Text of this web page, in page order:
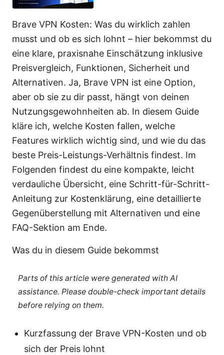
Brave VPN Kosten: Was du wirklich zahlen
musst und ob es sich lohnt – hier bekommst du
eine klare, praxisnahe Einschätzung inklusive
Preisvergleich, Funktionen, Sicherheit und
Alternativen. Ja, Brave VPN ist eine Option,
aber ob sie zu dir passt, hängt von deinen
Nutzungsgewohnheiten ab. In diesem Guide
kläre ich, welche Kosten fallen, welche
Features wirklich wichtig sind, und wie du das
beste Preis-Leistungs-Verhältnis findest. Im
Folgenden findest du eine kompakte, leicht
verdauliche Übersicht, eine Schritt-für-Schritt-
Anleitung zur Kostenklärung, eine detaillierte
Gegenüberstellung mit Alternativen und eine
FAQ-Sektion am Ende.
Was du in diesem Guide bekommst
Parts of this article were generated with AI
assistance. Please double-check important details
before relying on them.
Kurzfassung der Brave VPN-Kosten und ob
sich der Preis lohnt